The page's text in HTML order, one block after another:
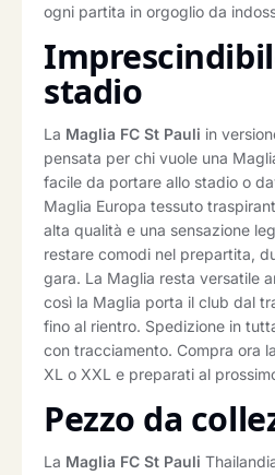
ogni partita in orgoglio da
stadio
La Maglia FC St Pauli in
pensata per chi vuole una
facile da portare allo stadio o
Maglia Europa tessuto
alta qualità e una sensazione
restare comodi nel prepartita,
gara. La Maglia resta versatile
così la Maglia porta il club dal
fino al rientro. Spedizione in
con tracciamento. Compra ora
XL o XXL e preparati al
Pezzo da
La Maglia FC St Pauli